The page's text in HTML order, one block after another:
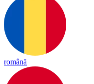
română